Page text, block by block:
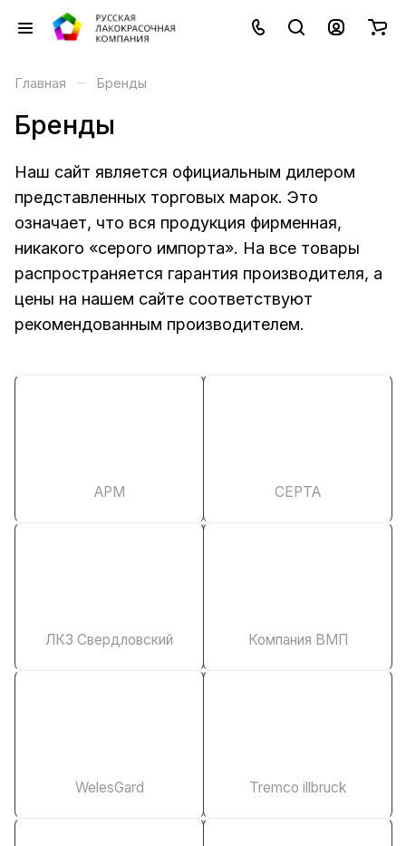
Главная – Бренды
Бренды
Наш сайт является официальным дилером
представленных торговых марок. Это
означает, что вся продукция фирменная,
никакого «серого импорта». На все товары
распространяется гарантия производителя, а
цены на нашем сайте соответствуют
рекомендованным производителем.
АРМ СЕРТА
ЛКЗ Свердловский Компания ВМП
WelesGard Tremco illbruck